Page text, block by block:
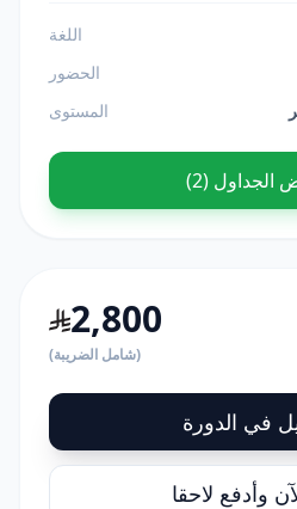
اللغة
الحضور
المستوى
الجداول (2)
2,800
(شامل الضريبة)
في الدورة
وأدفع لاحقا